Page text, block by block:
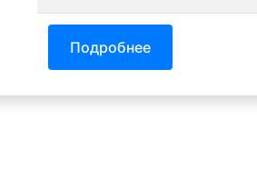
Подробнее